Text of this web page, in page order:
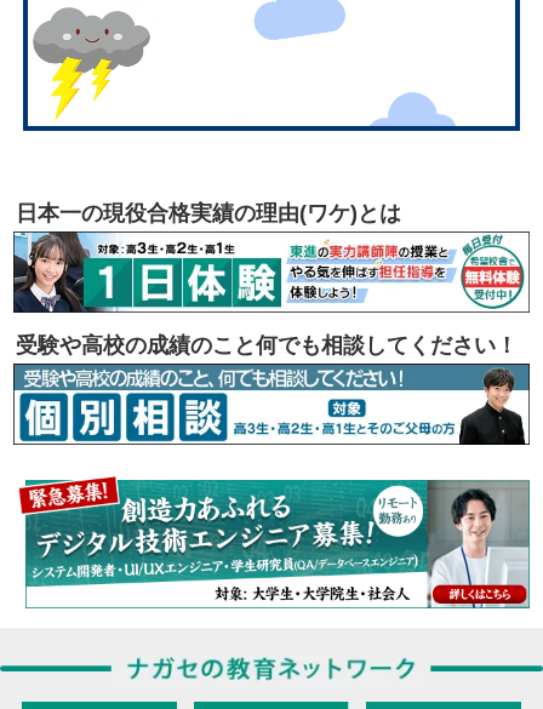
日本一の現役合格実績の理由(ワケ)とは
受験や高校の成績のこと何でも相談してください！